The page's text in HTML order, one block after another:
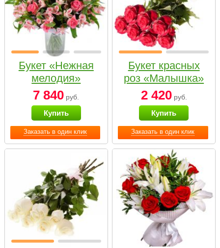
Заказать в один клик
Букет «Нежная
мелодия»
7 840 руб.
Купить
Заказать в один клик
Букет красных
роз «Малышка»
2 420руб.
Купить